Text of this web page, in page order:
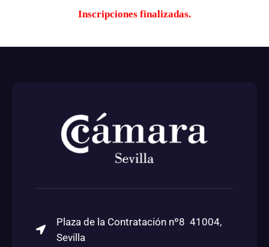
Inscripciones finalizadas.
Plaza de la Contratación nº8 41004,
Sevilla